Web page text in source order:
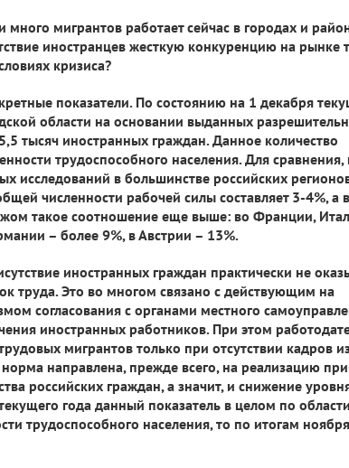
мигрантов работает сейчас в городах и
иностранцев жесткую конкуренцию на рынке
кризиса?
показатели. По состоянию на 1 декабря
области на основании выданных
тысяч иностранных граждан. Данное количество
трудоспособного населения. Для сравнения,
исследований в большинстве российских
численности рабочей силы составляет 3-4%, а в
такое соотношение еще выше: во Франции,
– более 9%, в Австрии – 13%.
иностранных граждан практически не
труда. Это во многом связано с действующим на
согласования с органами местного
иностранных работников. При этом
мигрантов только при отсутствии кадров
направлена, прежде всего, на реализацию
российских граждан, а значит, и снижение
года данный показатель в целом по области
трудоспособного населения, то по итогам ноября